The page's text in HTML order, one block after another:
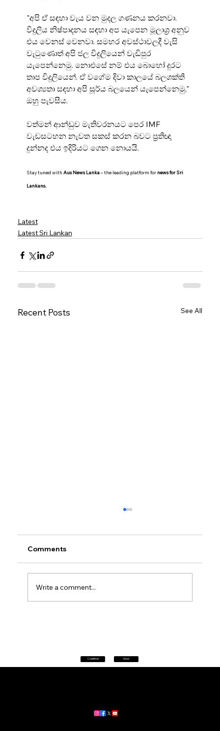
Classifieds News
"අපි ඒ සඳහා වැය වන මුදල ගණනය කරනවා.
විදුලිය නිෂ්පාදනය සඳහා අප යැපෙන මූලාශ්‍ර අනුව
එය වෙනස් වෙනවා. සමහර අවස්ථාවලදී වැසි
වැටුණොත් අපි ජල විදුලියෙන් වැඩිපුර
යැපෙන්නෙමු. නොඑසේ නම් එය බොහෝ දුරට
තාප විදුලියෙන්. ඒ වගේම දිවා කාලයේ බලශක්ති
අවශ්‍යතා සඳහා අපි සූර්ය බලයෙන් යැපෙන්නෙමු,"
ඔහු පැවසීය.
වත්මන් ආන්ඩුව මැතිවරනයට පෙර IMF
වැඩසටහන නැවත සකස් කරන බවට ප්‍රතිඥා
දුන්නද එය ඉදිරියට ගෙන නොයයි.
Stay tuned with Aus News Lanka – the leading platform for news for Sri
Lankans.
Latest
Latest Sri Lankan
Recent Posts See All
Comments
Write a comment...
updates, and stories from Australia and Sri Lanka.
Stay informed with breaking news, business insights,